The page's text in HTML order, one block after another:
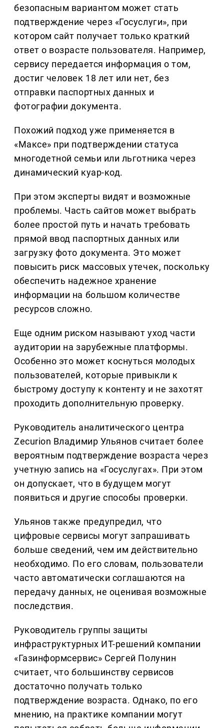
безопасным вариантом может стать
подтверждение через «Госуслуги», при
котором сайт получает только краткий
ответ о возрасте пользователя. Например,
сервису передается информация о том,
достиг человек 18 лет или нет, без
отправки паспортных данных и
фотографии документа.
Похожий подход уже применяется в
«Максе» при подтверждении статуса
многодетной семьи или льготника через
динамический куар-код.
При этом эксперты видят и возможные
проблемы. Часть сайтов может выбрать
более простой путь и начать требовать
прямой ввод паспортных данных или
загрузку фото документа. Это может
повысить риск массовых утечек, поскольку
обеспечить надежное хранение
информации на большом количестве
ресурсов сложно.
Еще одним риском называют уход части
аудитории на зарубежные платформы.
Особенно это может коснуться молодых
пользователей, которые привыкли к
быстрому доступу к контенту и не захотят
проходить дополнительную проверку.
Руководитель аналитического центра
Zecurion Владимир Ульянов считает более
вероятным подтверждение возраста через
учетную запись на «Госуслугах». При этом
он допускает, что в будущем могут
появиться и другие способы проверки.
Ульянов также предупредил, что
цифровые сервисы могут запрашивать
больше сведений, чем им действительно
необходимо. По его словам, пользователи
часто автоматически соглашаются на
передачу данных, не оценивая возможные
последствия.
Руководитель группы защиты
инфраструктурных ИТ-решений компании
«Газинформсервис» Сергей Полунин
считает, что большинству сервисов
достаточно получать только
подтверждение возраста. Однако, по его
мнению, на практике компании могут